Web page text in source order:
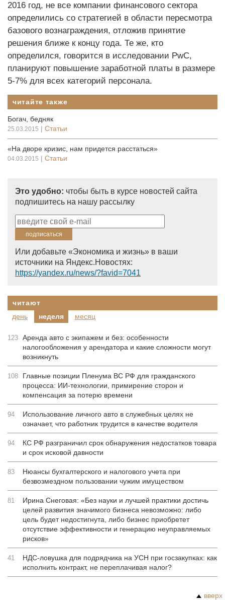
2016 год, не все компании финансового сектора
определились со стратегией в области пересмотра
базового вознаграждения, отложив принятие
решения ближе к концу года. Те же, кто
определился, говорится в исследовании PwC,
планируют повышение заработной платы в размере
5-7% для всех категорий персонала.
читайте также
Богач, бедняк
25.03.2015 | Статьи
«На дворе кризис, нам придется расстаться»
04.03.2015 | Статьи
Это удобно: чтобы быть в курсе новостей сайта
подпишитесь на нашу рассылку
Или добавьте «Экономика и жизнь» в ваши
источники на Яндекс.Новостях:
https://yandex.ru/news/?favid=7041
читают
день
неделя месяц
123 Аренда авто с экипажем и без: особенности
налогообложения у арендатора и какие сложности могут
возникнуть
108
Главные позиции Пленума ВС РФ для гражданского
процесса: ИИ-технологии, примирение сторон и
компенсация за потерю времени
94
Использование личного авто в служебных целях не
означает, что работник трудится в качестве водителя
94
КС РФ разграничил срок обнаружения недостатков товара
и срок исковой давности
83
Нюансы бухгалтерского и налогового учета при
безвозмездном пользовании чужим имуществом
81
Ирина Снеговая: «Без науки и лучшей практики достичь
целей развития значимого бизнеса невозможно: либо
цель будет недостигнута, либо бизнес приобретет
отсутствие эффективности и генерацию неуправляемых
рисков»
41
НДС-ловушка для подрядчика на УСН при госзакупках: как
исполнить контракт, не переплачивая налог?
вверх